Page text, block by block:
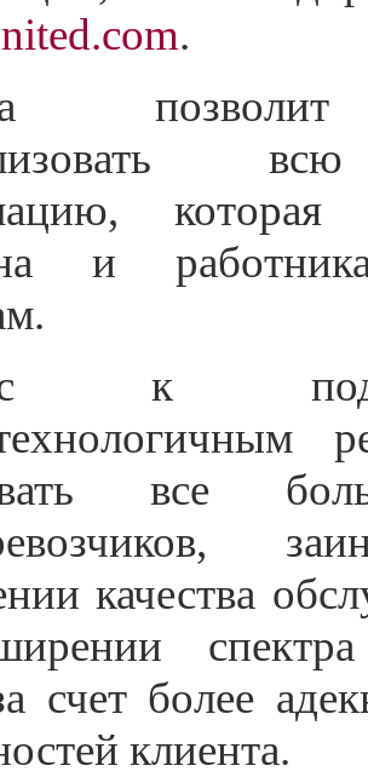
.
позволит
которая
и
к
все
качества
спектра
счет более
клиента.